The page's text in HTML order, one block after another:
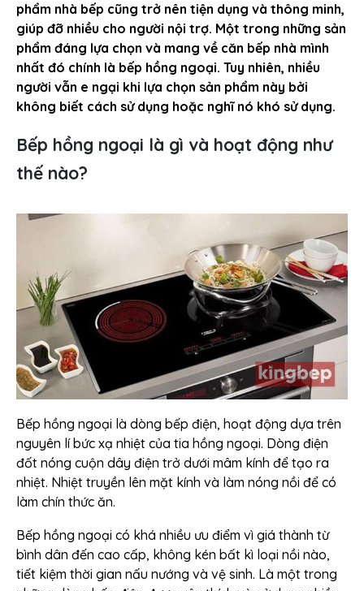
phẩm nhà bếp cũng trở nên tiện dụng và thông minh,
giúp đỡ nhiều cho người nội trợ. Một trong những sản
phẩm đáng lựa chọn và mang về căn bếp nhà mình
nhất đó chính là bếp hồng ngoại. Tuy nhiên, nhiều
người vẫn e ngại khi lựa chọn sản phẩm này bởi
không biết cách sử dụng hoặc nghĩ nó khó sử dụng.
Bếp hồng ngoại là gì và hoạt động như
thế nào?
Bếp hồng ngoại là dòng bếp điện, hoạt động dựa trên
nguyên lí bức xạ nhiệt của tia hồng ngoại. Dòng điện
đốt nóng cuộn dây điện trở dưới mâm kính để tạo ra
nhiệt. Nhiệt truyền lên mặt kính và làm nóng nồi để có
làm chín thức ăn.
Bếp hồng ngoại có khá nhiều ưu điểm vì giá thành từ
bình dân đến cao cấp, không kén bất kì loại nồi nào,
tiết kiệm thời gian nấu nướng và vệ sinh. Là một trong